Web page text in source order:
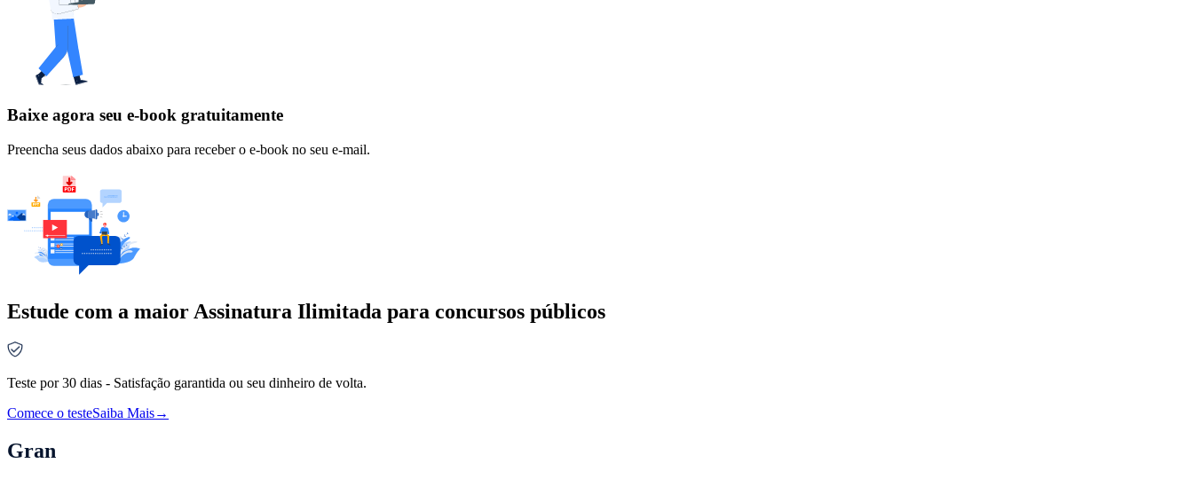
Baixe agora seu e-book gratuitamente
Preencha seus dados abaixo para receber o e-book no seu e-mail.
Estude com a maior Assinatura Ilimitada para concursos públicos
Teste por 30 dias - Satisfação garantida ou seu dinheiro de volta.
Comece o testeSaiba Mais→
Gran